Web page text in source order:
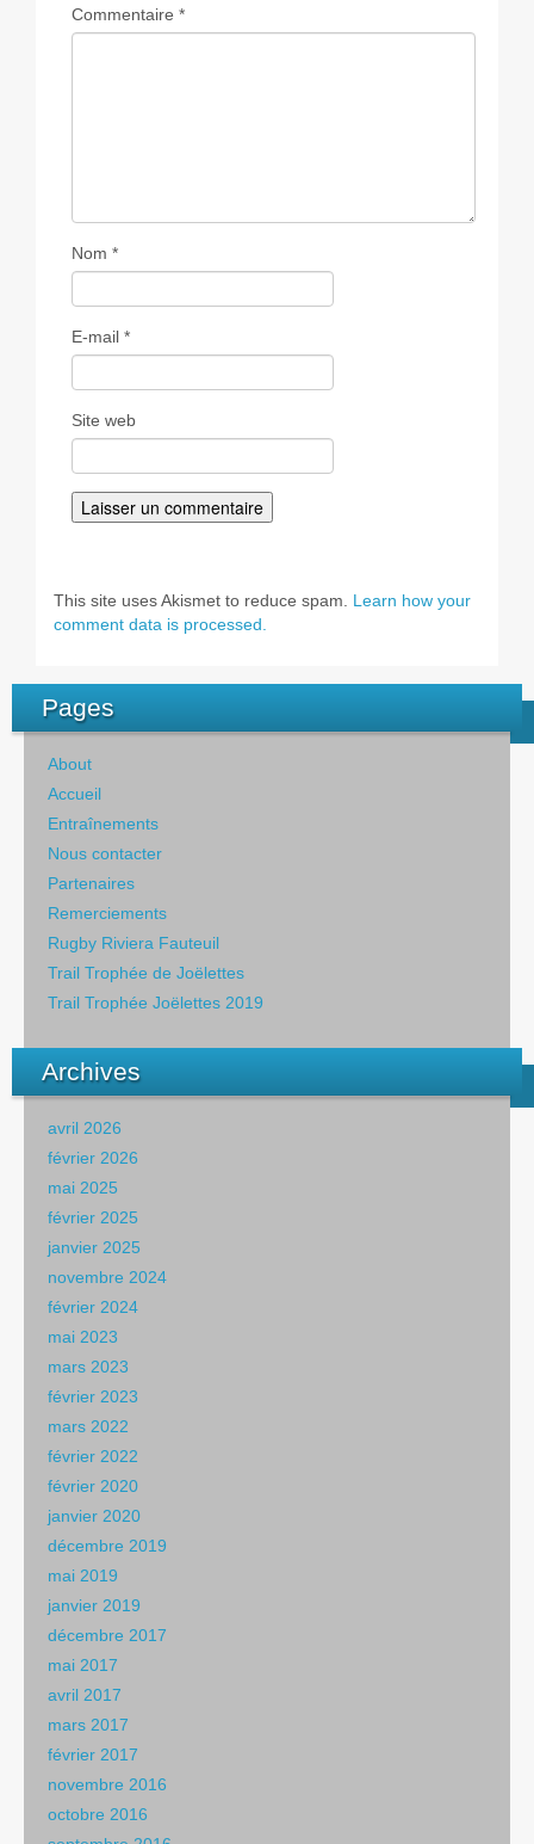
Commentaire *
Nom *
E-mail *
Site web
This site uses Akismet to reduce spam. Learn how your
comment data is processed.
Pages
About
Accueil
Entraînements
Nous contacter
Partenaires
Remerciements
Rugby Riviera Fauteuil
Trail Trophée de Joëlettes
Trail Trophée Joëlettes 2019
Archives
avril 2026
février 2026
mai 2025
février 2025
janvier 2025
novembre 2024
février 2024
mai 2023
mars 2023
février 2023
mars 2022
février 2022
février 2020
janvier 2020
décembre 2019
mai 2019
janvier 2019
décembre 2017
mai 2017
avril 2017
mars 2017
février 2017
novembre 2016
octobre 2016